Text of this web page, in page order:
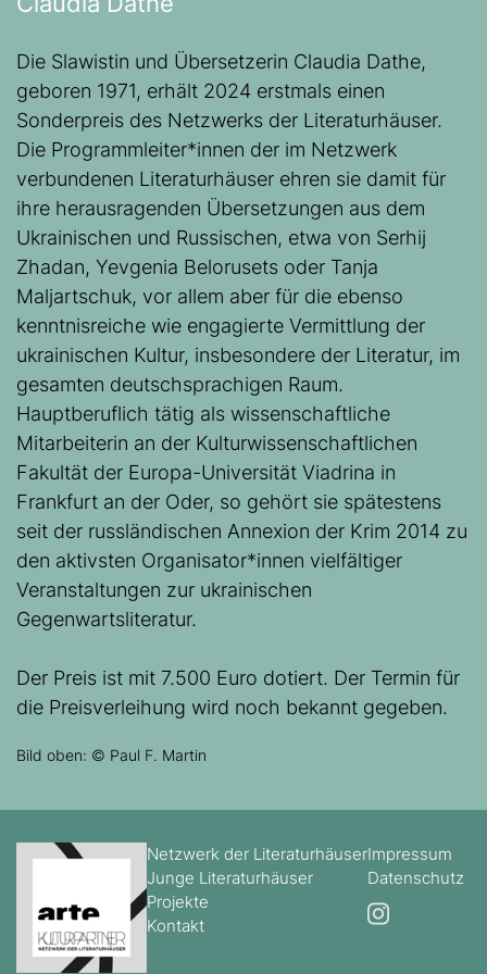
Die Slawistin und Übersetzerin Claudia Dathe,
geboren 1971, erhält 2024 erstmals einen
Sonderpreis des Netzwerks der Literaturhäuser.
Die Programmleiter*innen der im Netzwerk
verbundenen Literaturhäuser ehren sie damit für
ihre herausragenden Übersetzungen aus dem
Ukrainischen und Russischen, etwa von Serhij
Zhadan, Yevgenia Belorusets oder Tanja
Maljartschuk, vor allem aber für die ebenso
kenntnisreiche wie engagierte Vermittlung der
ukrainischen Kultur, insbesondere der Literatur, im
gesamten deutschsprachigen Raum.
Hauptberuflich tätig als wissenschaftliche
Mitarbeiterin an der Kulturwissenschaftlichen
Fakultät der Europa-Universität Viadrina in
Frankfurt an der Oder, so gehört sie spätestens
seit der russländischen Annexion der Krim 2014 zu
den aktivsten Organisator*innen vielfältiger
Veranstaltungen zur ukrainischen
Gegenwartsliteratur.
Der Preis ist mit 7.500 Euro dotiert. Der Termin für
die Preisverleihung wird noch bekannt gegeben.
Bild oben: © Paul F. Martin
Netzwerk der Literaturhäuser
Junge Literaturhäuser
Projekte
Kontakt
Impressum
Datenschutz